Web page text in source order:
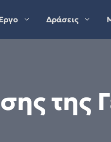
Δράσεις
της